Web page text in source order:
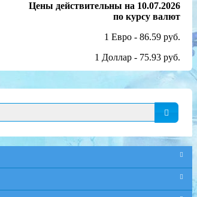
Цены действительны на 10.07.2026
по курсу валют
1 Евро - 86.59 руб.
1 Доллар - 75.93 руб.